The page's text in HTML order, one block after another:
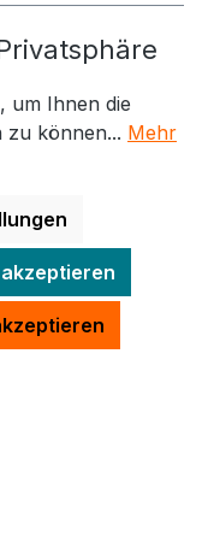
um Ihnen die
zu können... Mehr